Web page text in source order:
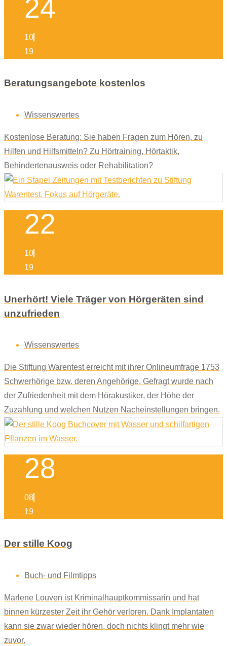
24
10
19
Beratungsangebote kostenlos
Wissenswertes
Kostenlose Beratung: Sie haben Fragen zum Hören, zu
Hilfen und Hilfsmitteln? Zu Hörtraining, Hörtaktik,
Behindertenausweis oder Rehabilitation?
22
10
19
Unerhört! Viele Träger von Hörgeräten sind
unzufrieden
Wissenswertes
Die Stiftung Warentest erreicht mit ihrer Onlineumfrage 1753
Schwerhörige bzw. deren Angehörige. Gefragt wurde nach
der Zufriedenheit mit dem Hörakustiker, der Höhe der
Zuzahlung und welchen Nutzen Nacheinstellungen bringen.
28
08
19
Der stille Koog
Buch- und Filmtipps
Marlene Louven ist Kriminalhauptkommissarin und hat
binnen kürzester Zeit ihr Gehör verloren. Dank Implantaten
kann sie zwar wieder hören, doch nichts klingt mehr wie
zuvor.